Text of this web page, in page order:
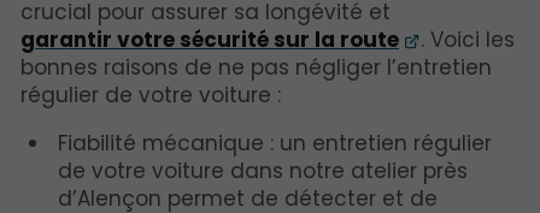
crucial pour assurer sa longévité et
garantir votre sécurité sur la route
. Voici les
bonnes raisons de ne pas négliger l’entretien
régulier de votre voiture :
Fiabilité mécanique : un entretien régulier
de votre voiture dans notre atelier près
d’Alençon permet de détecter et de